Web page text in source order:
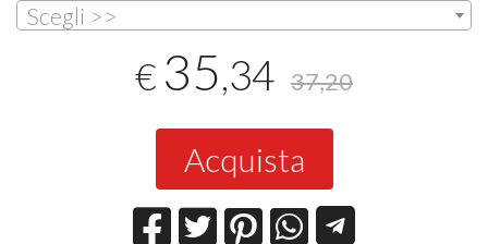
Scegli >>
€ 35,34 37,20
Acquista